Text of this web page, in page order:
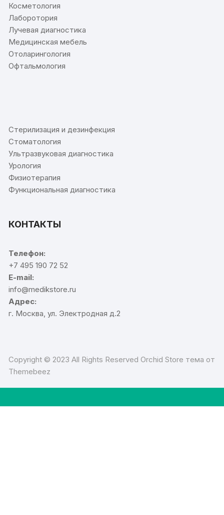
Косметология
Лаборотория
Лучевая диагностика
Медицинская мебель
Отоларингология
Офтальмология
Стерилизация и дезинфекция
Стоматология
Ультразвуковая диагностика
Урология
Физиотерапия
Функциональная диагностика
КОНТАКТЫ
Телефон:
+7 495 190 72 52
E-mail:
info@medikstore.ru
Адрес:
г. Москва, ул. Электродная д.2
Copyright © 2023 All Rights Reserved Orchid Store тема от
Themebeez